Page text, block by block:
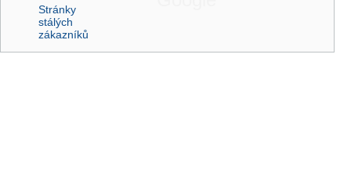
Stránky
stálých
zákazníků